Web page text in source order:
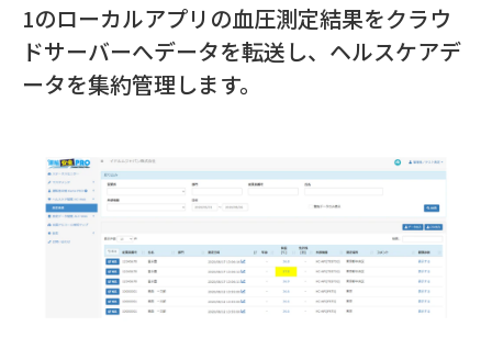
1のローカルアプリの血圧測定結果をクラウ
ドサーバーへデータを転送し、ヘルスケアデ
ータを集約管理します。